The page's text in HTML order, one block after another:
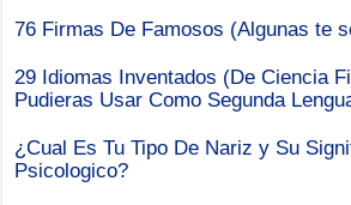
76 Firmas De Famosos (Algunas te
29 Idiomas Inventados (De Ciencia
Pudieras Usar Como Segunda
¿Cual Es Tu Tipo De Nariz y Su
Psicologico?